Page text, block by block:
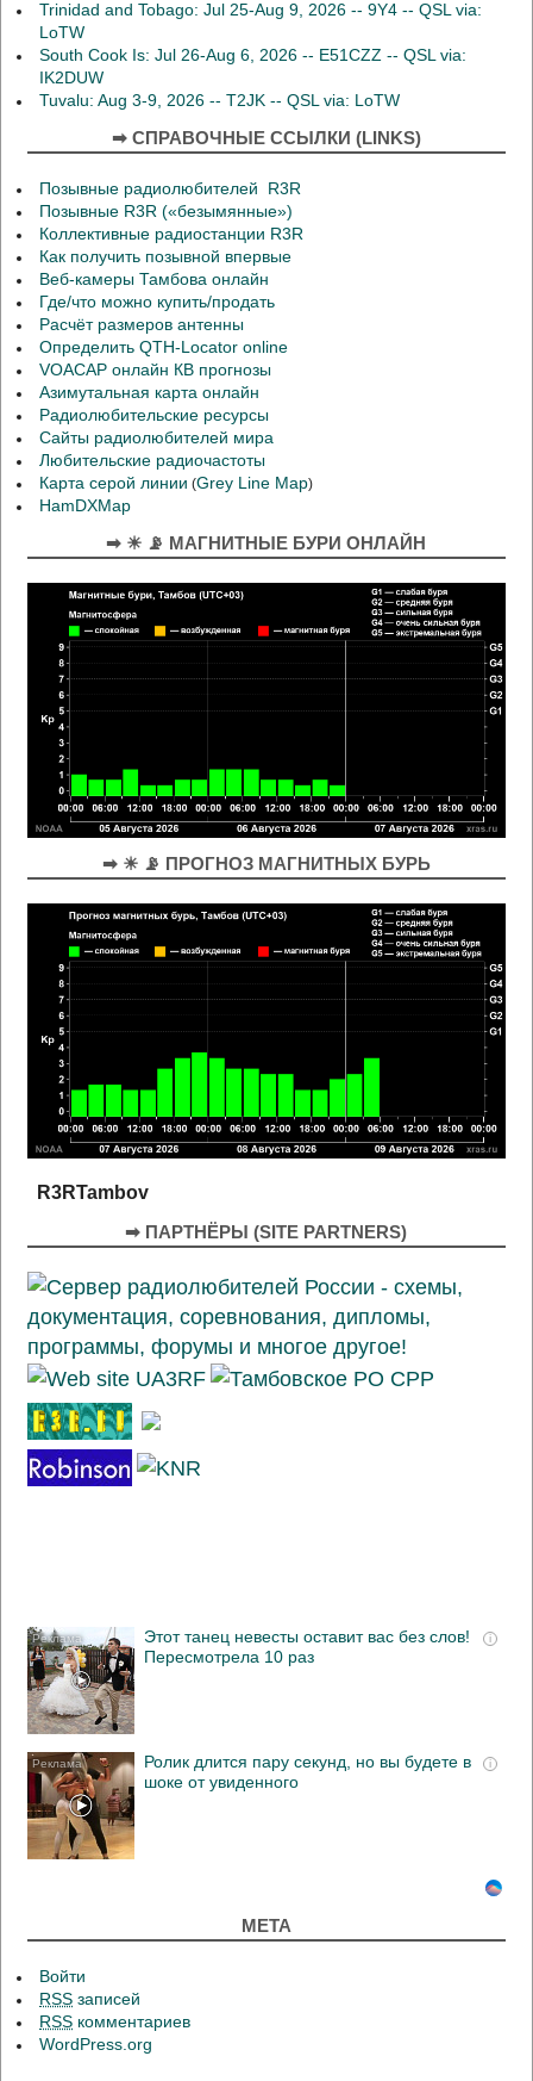
Trinidad and Tobago: Jul 25-Aug 9, 2026 -- 9Y4 -- QSL via:
LoTW
South Cook Is: Jul 26-Aug 6, 2026 -- E51CZZ -- QSL via:
IK2DUW
Tuvalu: Aug 3-9, 2026 -- T2JK -- QSL via: LoTW
➡ СПРАВОЧНЫЕ ССЫЛКИ (LINKS)
Позывные радиолюбителей R3R
Позывные R3R («безымянные»)
Коллективные радиостанции R3R
Как получить позывной впервые
Веб-камеры Тамбова онлайн
Где/что можно купить/продать
Расчёт размеров антенны
Определить QTH-Locator online
VOACAP онлайн КВ прогнозы
Азимутальная карта онлайн
Радиолюбительские ресурсы
Сайты радиолюбителей мира
Любительские радиочастоты
Карта серой линии (Grey Line Map)
HamDXMap
➡ ☀ 📡 МАГНИТНЫЕ БУРИ ОНЛАЙН
➡ ☀ 📡 ПРОГНОЗ МАГНИТНЫХ БУРЬ
R3RTambov
➡ ПАРТНЁРЫ (SITE PARTNERS)
i
Этот танец невесты оставит вас без слов!
Пересмотрела 10 раз
i
Ролик длится пару секунд, но вы будете в
шоке от увиденного
МЕТА
Войти
RSS записей
RSS комментариев
WordPress.org